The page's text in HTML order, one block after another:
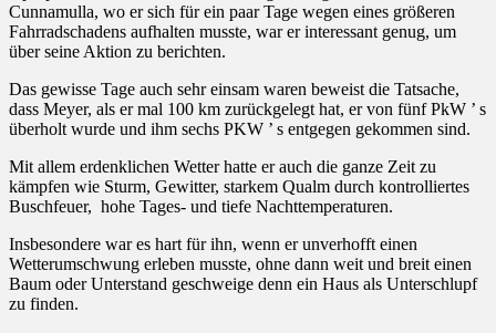
Cunnamulla, wo er sich für ein paar Tage wegen eines größeren
Fahrradschadens aufhalten musste, war er interessant genug, um
über seine Aktion zu berichten.
Das gewisse Tage auch sehr einsam waren beweist die Tatsache,
dass Meyer, als er mal 100 km zurückgelegt hat, er von fünf PkW ’ s
überholt wurde und ihm sechs PKW ’ s entgegen gekommen sind.
Mit allem erdenklichen Wetter hatte er auch die ganze Zeit zu
kämpfen wie Sturm, Gewitter, starkem Qualm durch kontrolliertes
Buschfeuer, hohe Tages- und tiefe Nachttemperaturen.
Insbesondere war es hart für ihn, wenn er unverhofft einen
Wetterumschwung erleben musste, ohne dann weit und breit einen
Baum oder Unterstand geschweige denn ein Haus als Unterschlupf
zu finden.